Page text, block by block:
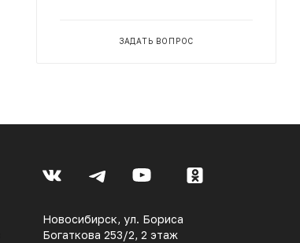
ЗАДАТЬ ВОПРОС
Новосибирск, ул. Бориса
Богаткова 253/2, 2 этаж